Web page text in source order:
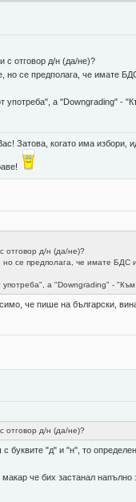
с отговор д/н (да/не)?
но се предполага, че имате
употреба", а "Downgrading" -
Затова, когато има избори,
отговор д/н (да/не)?
се предполага, че имате
а "Downgrading" -
че пише на български,
отговор д/н (да/не)?
буквите "д" и "н", то
че бих застанал напълно